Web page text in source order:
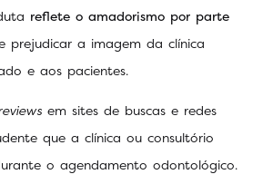
reflete o amadorismo por parte
prejudicar a imagem da clínica
e aos pacientes.
em sites de buscas e redes
que a clínica ou consultório
o agendamento odontológico.